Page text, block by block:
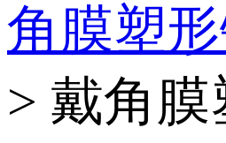
角膜塑
> 戴角膜